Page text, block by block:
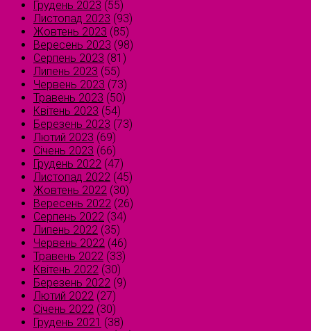
Грудень 2023 (55)
Листопад 2023 (93)
Жовтень 2023 (85)
Вересень 2023 (98)
Серпень 2023 (81)
Липень 2023 (55)
Червень 2023 (73)
Травень 2023 (50)
Квітень 2023 (54)
Березень 2023 (73)
Лютий 2023 (69)
Січень 2023 (66)
Грудень 2022 (47)
Листопад 2022 (45)
Жовтень 2022 (30)
Вересень 2022 (26)
Серпень 2022 (34)
Липень 2022 (35)
Червень 2022 (46)
Травень 2022 (33)
Квітень 2022 (30)
Березень 2022 (9)
Лютий 2022 (27)
Січень 2022 (30)
Грудень 2021 (38)